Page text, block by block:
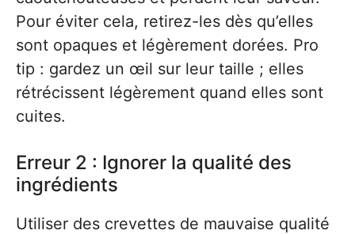
Pour éviter cela, retirez-les dès qu’elles
sont opaques et légèrement dorées. Pro
tip : gardez un œil sur leur taille ; elles
rétrécissent légèrement quand elles sont
cuites.
Erreur 2 : Ignorer la qualité des
ingrédients
Utiliser des crevettes de mauvaise qualité